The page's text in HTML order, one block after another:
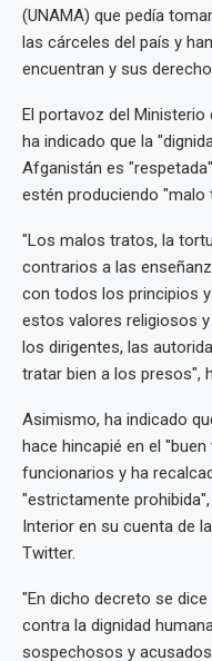
(UNAMA) que pedía
las cárceles del país y
encuentran y sus
El portavoz del Ministerio
ha indicado que la
Afganistán es
estén produciendo "malo
"Los malos tratos, la
contrarios a las
con todos los principios
estos valores religiosos
los dirigentes, las
tratar bien a los presos",
Asimismo, ha indicado
hace hincapié en el
funcionarios y ha
"estrictamente
Interior en su cuenta de
Twitter.
"En dicho decreto se
contra la dignidad
sospechosos y